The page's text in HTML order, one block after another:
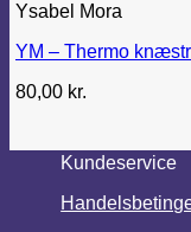
Ysabel Mora
YM – Thermo
80,00 kr.
Kundeservice